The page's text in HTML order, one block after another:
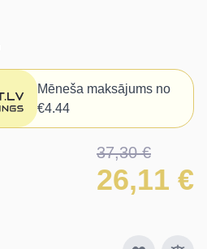
Mēneša maksājums no
€4.44
37,30 €
26,11 €